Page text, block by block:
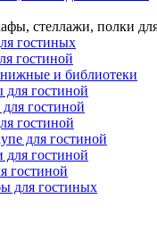
стеллажи, полки
гостиных
гостиной
и библиотеки
для гостиной
гостиной
гостиной
для гостиной
для гостиной
гостиной
для гостиных